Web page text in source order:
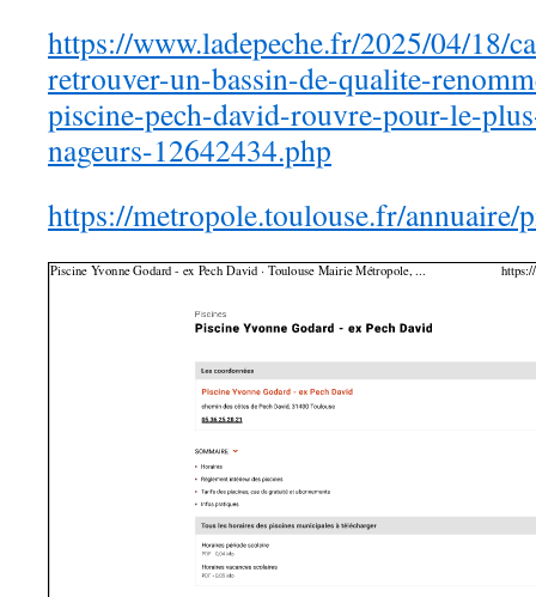
https://www.ladepeche.fr/2025/04/18/
retrouver-un-bassin-de-qualite-
piscine-pech-david-rouvre-pour-le-
nageurs-12642434.php
https://metropole.toulouse.fr/annuaire/